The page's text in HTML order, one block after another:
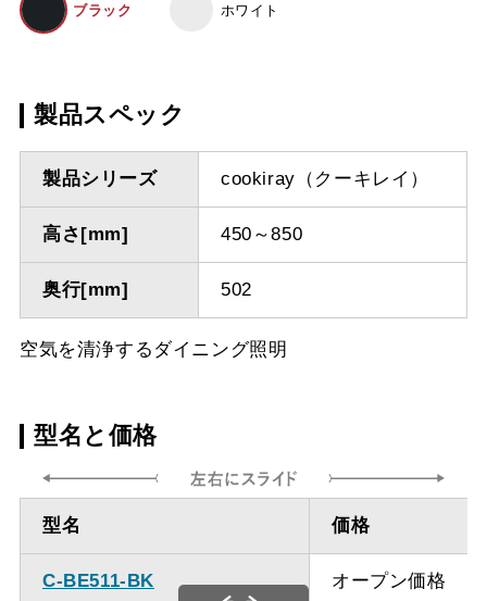
ブラック ホワイト
製品スペック
製品シリーズ cookiray（クーキレイ）
高さ[mm] 450～850
奥行[mm] 502
空気を清浄するダイニング照明
型名と価格
型名 価格
C-BE511-BK オープン価格